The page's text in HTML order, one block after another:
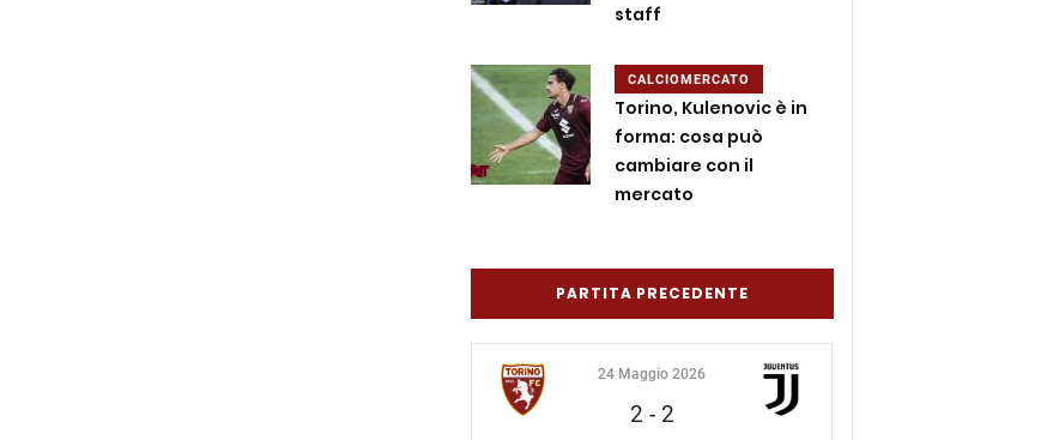
staff
CALCIOMERCATO
Torino, Kulenovic è in
forma: cosa può
cambiare con il
mercato
PARTITA PRECEDENTE
24 Maggio 2026
2 - 2